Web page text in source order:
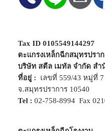
Tax ID 0105549144297
ตะแกรงเหล็กฉีกสมุทรปรา
บริษัท สตีล เมทัล จำกัด สำ
ที่อยู่ :
เลขที่ 559/43 หมู่ที่
จ.สมุทรปราการ 10540
Tel : 02-758-8994Fax